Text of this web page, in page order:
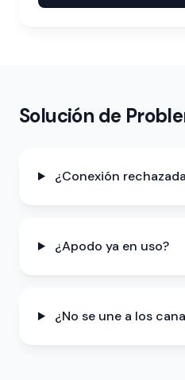
Solución de
¿Conexión
¿Apodo ya en uso?
¿No se une a los